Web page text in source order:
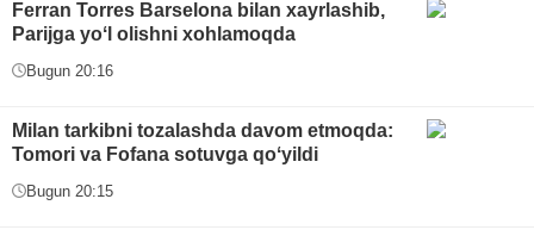
Ferran Torres Barselona bilan xayrlashib,
Parijga yoʻl olishni xohlamoqda
Bugun 20:16
Milan tarkibni tozalashda davom etmoqda:
Tomori va Fofana sotuvga qoʻyildi
Bugun 20:15